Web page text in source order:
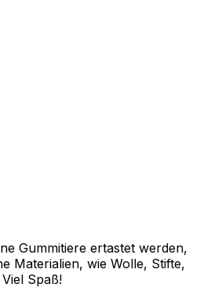
Gummitiere ertastet werden,
Materialien, wie Wolle, Stifte,
Spaß!